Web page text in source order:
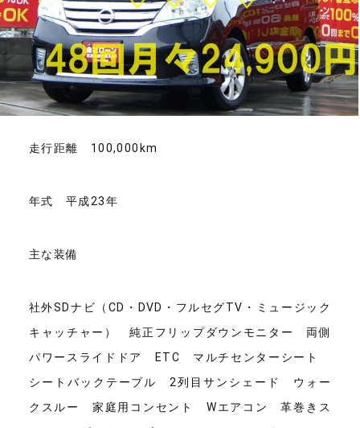
走行距離 100,000km
年式 平成23年
主な装備
社外SDナビ（CD・DVD・フルセグTV・ミュージック
キャッチャー） 純正フリップダウンモニター 両側
パワースライドドア ETC マルチセンターシート
シートバックテーブル 2列目サンシェード ウォー
クスルー 家庭用コンセント Wエアコン 革巻きス